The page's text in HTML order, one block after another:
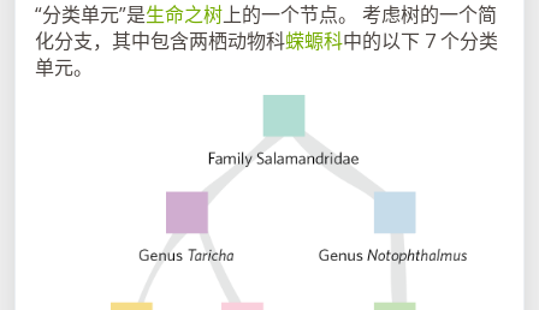
“分类单元”是生命之树上的一个节点。 考虑树的一个简
化分支，其中包含两栖动物科蝾螈科中的以下 7 个分类
单元。